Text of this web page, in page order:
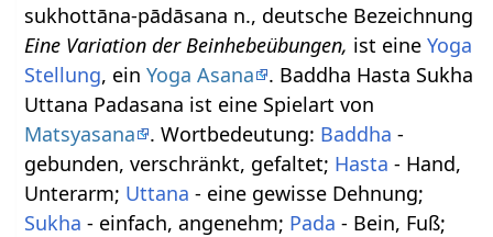
sukhottāna-pādāsana n., deutsche Bezeichnung
Eine Variation der Beinhebeübungen, ist eineYoga
Stellung, einYoga Asana
. Baddha Hasta Sukha
Uttana Padasana ist eine Spielart von
Matsyasana
. Wortbedeutung: Baddha -
gebunden, verschränkt, gefaltet; Hasta - Hand,
Unterarm; Uttana - eine gewisse Dehnung;
Sukha - einfach, angenehm; Pada - Bein, Fuß;